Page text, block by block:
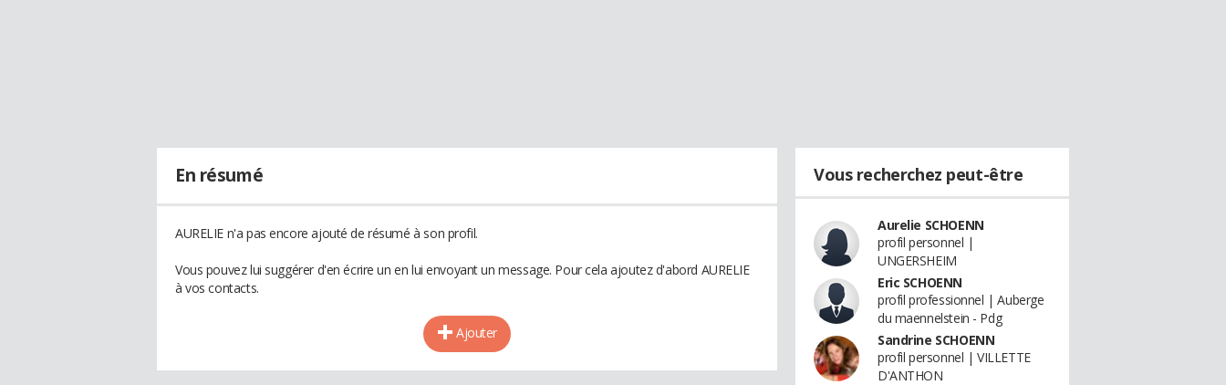
En résumé
AURELIE n'a pas encore ajouté de résumé à son profil.
Vous pouvez lui suggérer d'en écrire un en lui envoyant un message. Pour cela ajoutez d'abord AURELIE
à vos contacts.
Ajouter
Vous recherchez peut-être
Aurelie SCHOENN
profil personnel |
UNGERSHEIM
Eric SCHOENN
profil professionnel | Auberge
du maennelstein - Pdg
Sandrine SCHOENN
profil personnel | VILLETTE
D'ANTHON